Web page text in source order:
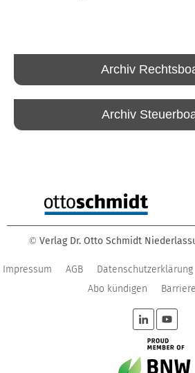
Archiv
Archiv
© Verlag Dr. Otto Schmidt
Impressum AGB Datenschutzerklärung
Abo kündigen